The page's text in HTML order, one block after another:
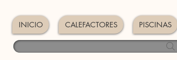
INICIO CALEFACTORES PISCINAS